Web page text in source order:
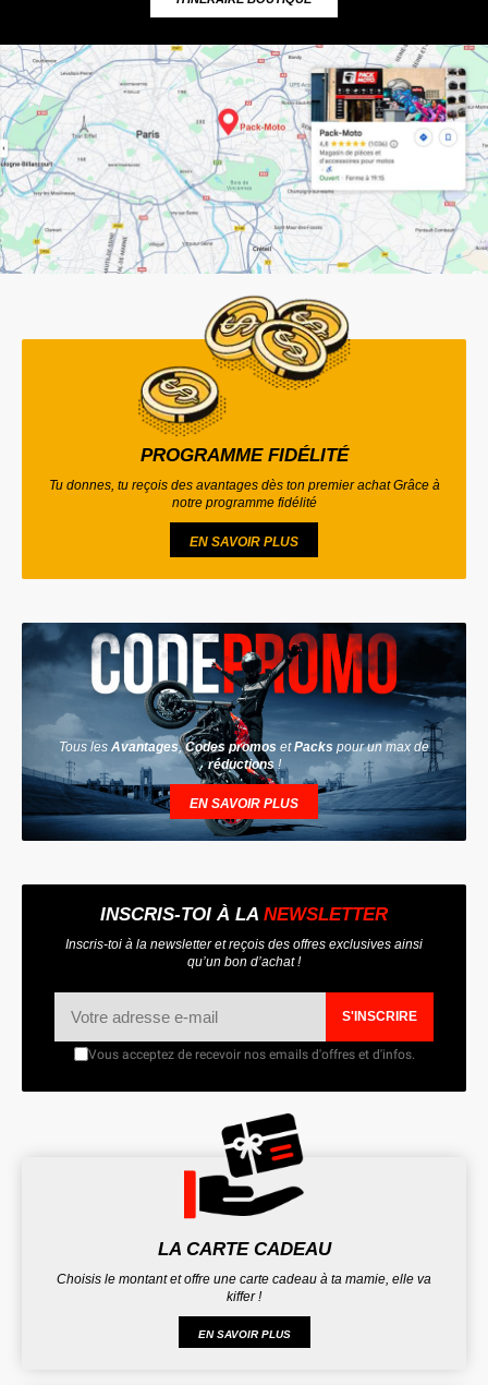
PROGRAMME FIDÉLITÉ
Tu donnes, tu reçois des avantages dès ton premier achat Grâce à
notre programme fidélité
EN SAVOIR PLUS
Tous les Avantages,Codes promos etPacks pour un max de
réductions !
EN SAVOIR PLUS
INSCRIS-TOI À LA NEWSLETTER
Inscris-toi à la newsletter et reçois des offres exclusives ainsi
qu’un bon d’achat !
S'INSCRIRE
Vous acceptez de recevoir nos emails d'offres et d'infos.
LA CARTE CADEAU
Choisis le montant et offre une carte cadeau à ta mamie, elle va
kiffer !
EN SAVOIR PLUS